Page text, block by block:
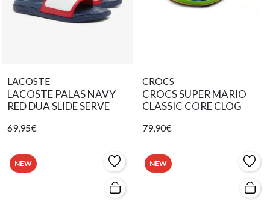
LACOSTE
LACOSTE PALAS NAVY
RED DUA SLIDE SERVE
69,95€
CROCS
CROCS SUPER MARIO
CLASSIC CORE CLOG
79,90€
NEW NEW